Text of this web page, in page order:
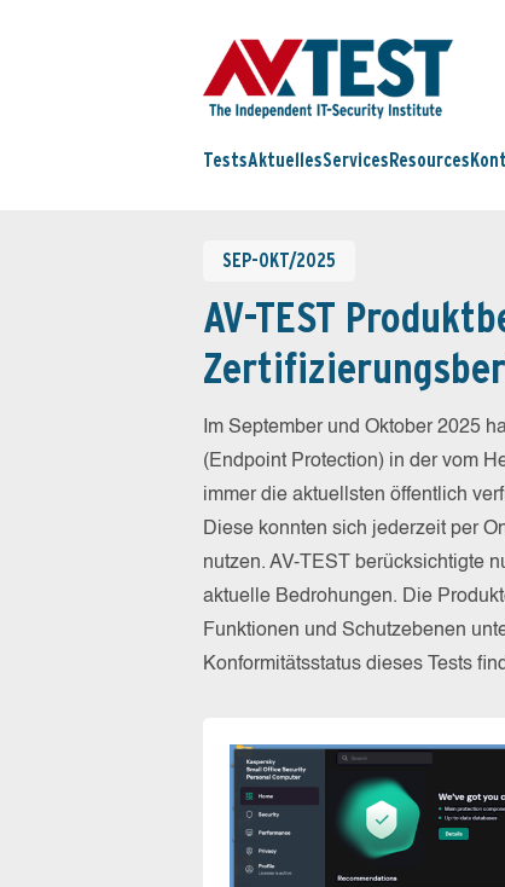
TestsAktuellesServices Resources
SEP-OKT/2025
AV-TEST
Im September und Oktober 2025
(Endpoint Protection) in der vom
immer die aktuellsten öffentlich
Diese konnten sich jederzeit per
nutzen. AV-TEST berücksichtigte
aktuelle Bedrohungen. Die
Funktionen und Schutzebenen
Konformitätsstatus dieses Tests